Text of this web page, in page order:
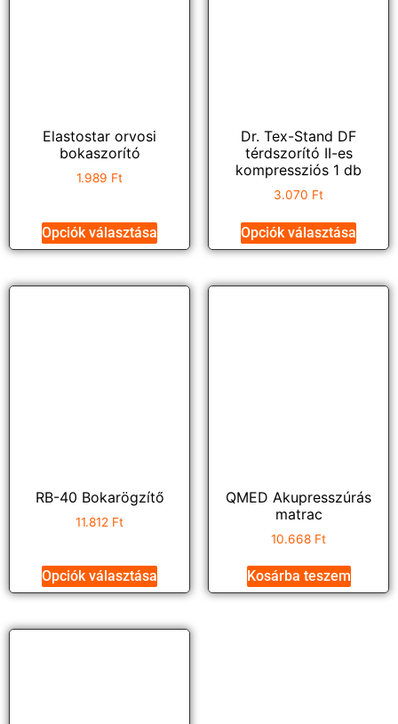
Elastostar orvosi
bokaszorító
1.989 Ft
Opciók választása
Dr. Tex-Stand DF
térdszorító II-es
kompressziós 1 db
3.070 Ft
Opciók választása
RB-40 Bokarögzítő
11.812 Ft
Opciók választása
QMED Akupresszúrás
matrac
10.668 Ft
Kosárba teszem